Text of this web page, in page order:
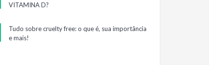
VITAMINA D?
Tudo sobre cruelty free: o que é, sua importância
e mais!